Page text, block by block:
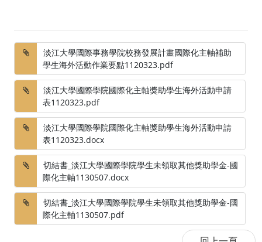
淡江大學國際事務學院校務發展計畫國際化主軸補助
學生海外活動作業要點1120323.pdf
淡江大學國際學院國際化主軸獎助學生海外活動申請
表1120323.pdf
淡江大學國際學院國際化主軸獎助學生海外活動申請
表1120323.docx
切結書_淡江大學國際學院學生未領取其他獎助學金-國
際化主軸1130507.docx
切結書_淡江大學國際學院學生未領取其他獎助學金-國
際化主軸1130507.pdf